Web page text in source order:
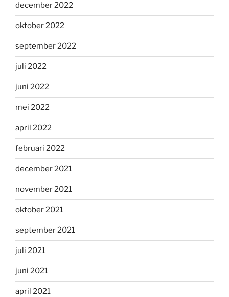
december 2022
oktober 2022
september 2022
juli 2022
juni 2022
mei 2022
april 2022
februari 2022
december 2021
november 2021
oktober 2021
september 2021
juli 2021
juni 2021
april 2021